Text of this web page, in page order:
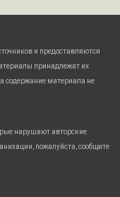
и предоставляются
принадлежат их
содержание материала не
нарушают авторские
пожалуйста, сообщите